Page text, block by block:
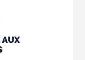
AUX